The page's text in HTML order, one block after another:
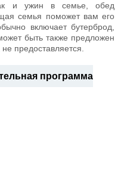
и ужин в семье, обед
семья поможет вам его
включает бутерброд,
быть также предложен
предоставляется.
программа